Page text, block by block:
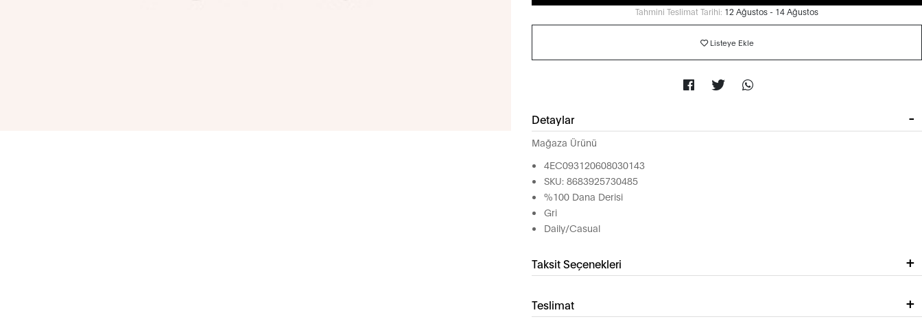
Tahmini Teslimat Tarihi: 12 Ağustos - 14 Ağustos
Listeye Ekle
Detaylar
Mağaza Ürünü
4EC093120608030143
SKU: 8683925730485
%100 Dana Derisi
Gri
Daily/Casual
Taksit Seçenekleri
Teslimat